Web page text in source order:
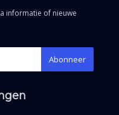
informatie of nieuwe
Abonneer